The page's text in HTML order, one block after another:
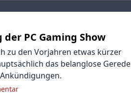
der PC Gaming Show
zu den Vorjahren etwas kürzer
das belanglose Gerede